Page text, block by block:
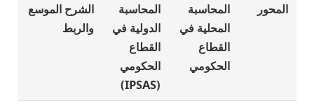
المحور
المحاسبة
المحلية في
القطاع
الحكومي
المحاسبة
الدولية في
القطاع
الحكومي
(IPSAS)
الشرح الموسع
والربط